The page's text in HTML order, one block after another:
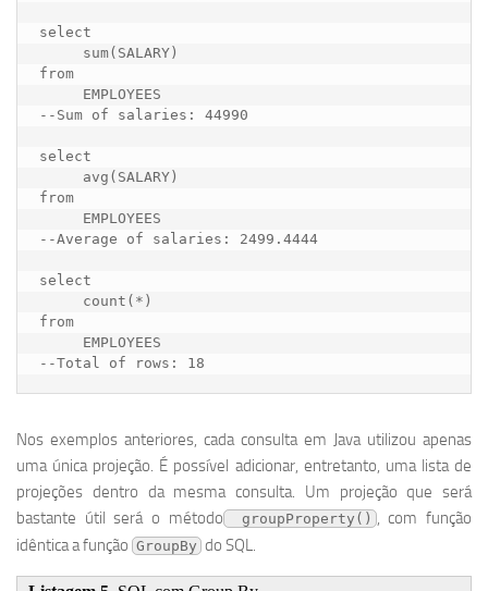
select
from
--Sum of salaries: 44990
select
from
--Average of salaries: 2499.4444
select
from
--Total of rows: 18
Nos exemplos anteriores, cada consulta em Java utilizou apenas
uma única projeção. É possível adicionar, entretanto, uma lista de
projeções dentro da mesma consulta. Um projeção que será
bastante útil será o método
groupProperty() , com função
idêntica a função GroupBy do SQL.